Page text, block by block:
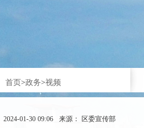
首页>政务>视频
2024-01-30 09:06 来源： 区委宣传部